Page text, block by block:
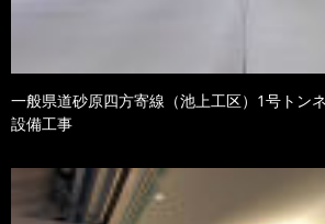
一般県道砂原四方寄線（池上工区）1号トン
設備工事